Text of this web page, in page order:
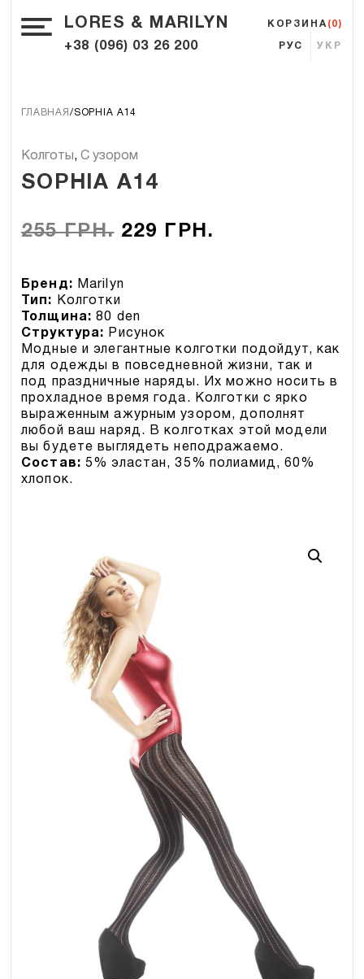
LORES & MARILYN
+38 (096) 03 26 200 РУС УКР
КОРЗИНА (0)
ГЛАВНАЯ SOPHIA A14
Колготы ,С узором
SOPHIA A14
255ГРН. 229 ГРН.
Бренд: Marilyn
Тип:
Колготки
Толщина:80 den
Структура:
Рисунок
Модные и элегантные колготки подойдут, как
для одежды в повседневной жизни, так и
под праздничные наряды. Их можно носить в
прохладное время года. Колготки с ярко
выраженным ажурным узором, дополнят
любой ваш наряд. В колготках этой модели
вы будете выглядеть неподражаемо.
Состав:5% эластан, 35% полиамид, 60%
хлопок.